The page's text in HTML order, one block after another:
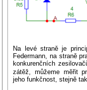
Na levé straně je
Federmann, na straně
konkurenčních
zátěž, můžeme měřit
jeho funkčnost, stejně